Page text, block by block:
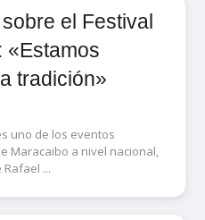
el Festival
«Estamos
tradición»
uno de los eventos
Maracaibo a nivel nacional,
...